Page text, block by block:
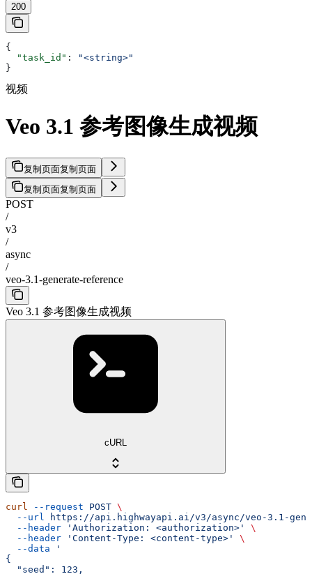
200
{
  "task_id"
:
"<string>"
}
视频
Veo 3.1 参考图像生成视频
复制页面复制页面
复制页面复制页面
POST
/
v3
/
async
/
veo-3.1-generate-reference
Veo 3.1 参考图像生成视频
cURL
curl --request POST \
  --url
https://api.highwayapi.ai/v3/async/veo-3.1-
  --header
'Authorization: <authorization>'
\
  --header
'Content-Type: <content-type>'
\
  --data
'
{
  "seed": 123,